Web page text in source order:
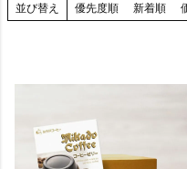
並び替え 優先度順 新着順